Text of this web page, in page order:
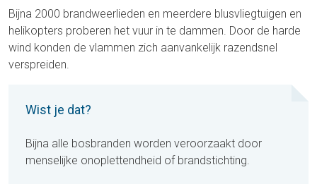
Bijna 2000 brandweerlieden en meerdere blusvliegtuigen en
helikopters proberen het vuur in te dammen. Door de harde
wind konden de vlammen zich aanvankelijk razendsnel
verspreiden.
Wist je dat?
Bijna alle bosbranden worden veroorzaakt door
menselijke onoplettendheid of brandstichting.